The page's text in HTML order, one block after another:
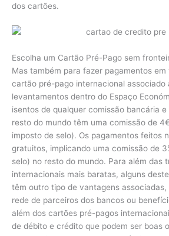
dos cartões.
Escolha um Cartão Pré-Pago sem
Mas também para fazer pagamentos
cartão pré-pago internacional associado
levantamentos dentro do Espaço
isentos de qualquer comissão bancária
resto do mundo têm uma comissão de
imposto de selo). Os pagamentos feitos
gratuitos, implicando uma comissão de
selo) no resto do mundo. Para além das
internacionais mais baratas, alguns
têm outro tipo de vantagens
rede de parceiros dos bancos ou
além dos cartões pré-pagos
de débito e crédito que podem ser boas